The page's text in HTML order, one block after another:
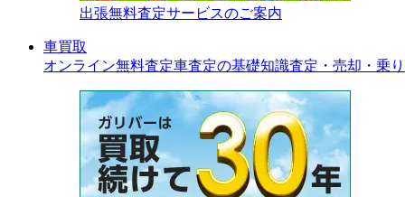
出張無料査定サービスのご案内
車買取
オンライン無料査定車査定の基礎知識査定・売却・乗